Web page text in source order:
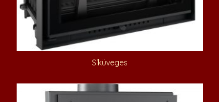
Síküveges